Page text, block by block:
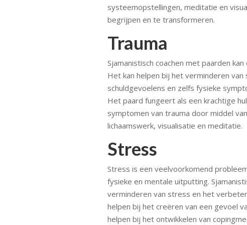
systeemopstellingen, meditatie en
begrijpen en te transformeren.
Trauma
Sjamanistisch coachen met paarden
Het kan helpen bij het verminderen
schuldgevoelens en zelfs fysieke
Het paard fungeert als een krachtige
symptomen van trauma door middel
lichaamswerk, visualisatie en meditatie.
Stress
Stress is een veelvoorkomend
fysieke en mentale uitputting.
verminderen van stress en het
helpen bij het creëren van een gevoel
helpen bij het ontwikkelen van